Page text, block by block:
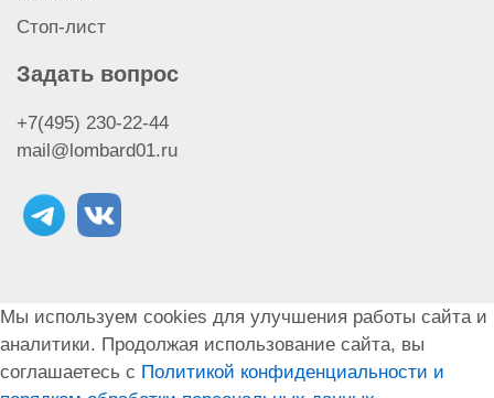
Вакансии
+7(495) 230-22-44
Мы используем cookies для улучшения работы сайта и
аналитики. Продолжая использование сайта, вы
соглашаетесь сПолитикой конфиденциальности и